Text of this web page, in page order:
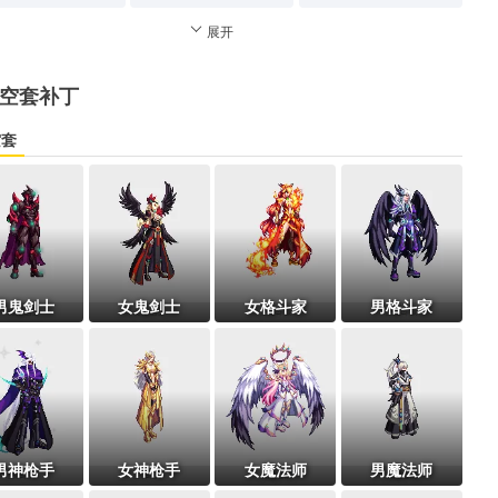
展开
套补丁
鬼剑士 女鬼剑士 女格斗家 男格斗家
神枪手 女神枪手 女魔法师 男魔法师